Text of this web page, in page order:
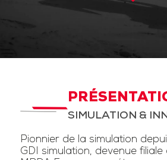
SIMULATION &
Pionnier de la simulation
GDI simulation, devenue filiale